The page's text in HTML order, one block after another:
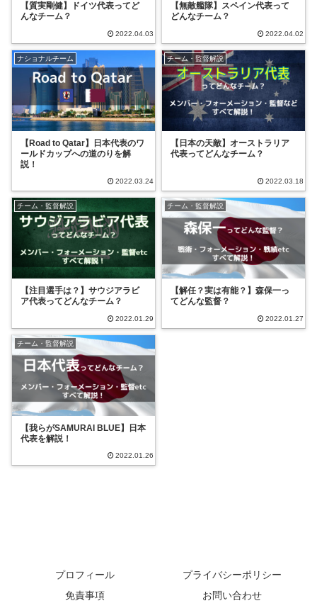
【質実剛健】ドイツ代表ってど
んなチーム？
2022.04.03
【無敵艦隊】スペイン代表って
どんなチーム？
2022.04.02
ナショナルチーム
【Road to Qatar】日本代表のワ
ールドカップへの道のりを解
説！
2022.03.24
チーム・監督解説
【日本の天敵】オーストラリア
代表ってどんなチーム？
2022.03.18
チーム・監督解説
【注目選手は？】サウジアラビ
ア代表ってどんなチーム？
2022.01.29
チーム・監督解説
【解任？実は有能？】森保一っ
てどんな監督？
2022.01.27
チーム・監督解説
【我らがSAMURAI BLUE】日本
代表を解説！
2022.01.26
プロフィール
プライバシーポリシー
免責事項
お問い合わせ